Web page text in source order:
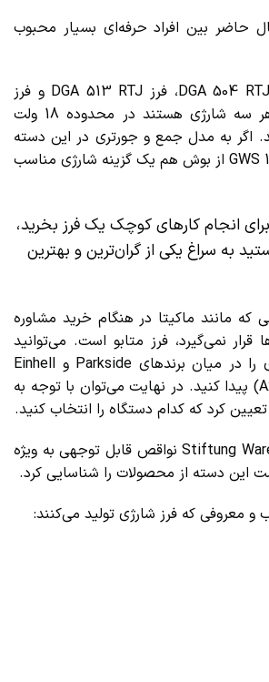
حاضر بین افراد حرفه‌ای بسیار محبوب
به عنوان مثال، فرز DGA 504 RTJ، فرز DGA 513 RTJ و فرز
DGA 517 RTJ که هر سه شارژی هستند در محدوده 18 ولت
اگر به مدل جمع و جورتری در این دسته
نیاز دارید، فرز GWS 12V-76 از بوش هم یک گزینه شارژی مناسب
انجام کارهای کوچک یک فرز بخرید،
به سراغ یکی از گران‌ترین و بهترین
که مانند ماکیتا در هنگام خرید مشاوره
قرار نمی‌گیرد، فرز متابو است. می‌توانید
جایگزین‌های ارزان‌تری را در میان برندهای Parkside و Einhell
(سنگ‌زن‌ شارژی Axxio) پیدا کنید. در نهایت می‌توان با توجه به
کرد که کدام دستگاه را انتخاب کنید.
در سال 2010، Stiftung Warentest نواقص قابل توجهی به ویژه
این دسته از محصولات را شناسایی کرد.
معروفی که فرز شارژی تولید می‌کنند: